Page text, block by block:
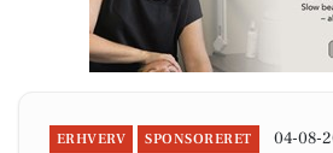
ERHVERV SPONSORERET 04-08-